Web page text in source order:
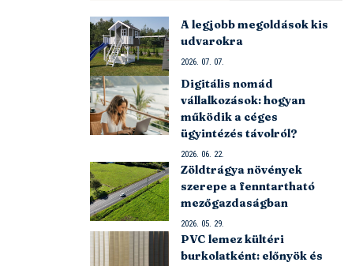
A legjobb megoldások kis
udvarokra
2026. 07. 07.
Digitális nomád
vállalkozások: hogyan
működik a céges
ügyintézés távolról?
2026. 06. 22.
Zöldtrágya növények
szerepe a fenntartható
mezőgazdaságban
2026. 05. 29.
PVC lemez kültéri
burkolatként: előnyök és